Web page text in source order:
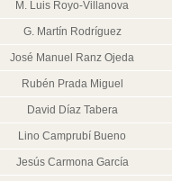
M. Luis Royo-Villanova
G. Martín Rodríguez
José Manuel Ranz Ojeda
Rubén Prada Miguel
David Díaz Tabera
Lino Camprubí Bueno
Jesús Carmona García